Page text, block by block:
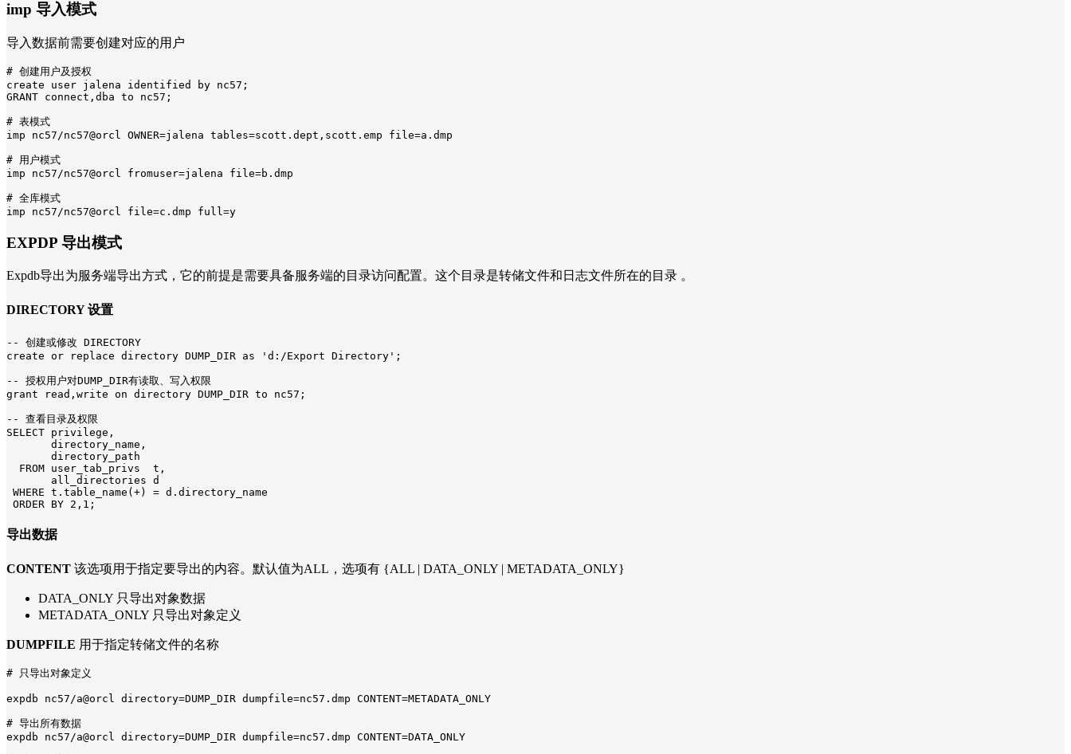
imp 导入模式
导入数据前需要创建对应的用户
# 创建用户及授权
create user jalena identified by nc57;
GRANT connect,dba to nc57;
# 表模式
imp nc57/nc57@orcl OWNER=jalena tables=scott.dept,scott.emp file=a.dmp
# 用户模式
imp nc57/nc57@orcl fromuser=jalena file=b.dmp
# 全库模式
imp nc57/nc57@orcl file=c.dmp full=y
EXPDP 导出模式
Expdb导出为服务端导出方式，它的前提是需要具备服务端的目录访问配置。这个目录是转储文件和日志文件所在的目录 。
DIRECTORY 设置
-- 创建或修改 DIRECTORY
create or replace directory DUMP_DIR as 'd:/Export Directory';
-- 授权用户对DUMP_DIR有读取、写入权限
grant read,write on directory DUMP_DIR to nc57;
-- 查看目录及权限
SELECT privilege,
ORDER BY 2,1;
导出数据
CONTENT 该选项用于指定要导出的内容。默认值为ALL，选项有 {ALL | DATA_ONLY | METADATA_ONLY}
DATA_ONLY 只导出对象数据
METADATA_ONLY 只导出对象定义
DUMPFILE 用于指定转储文件的名称
# 只导出对象定义
expdb nc57/a@orcl directory=DUMP_DIR dumpfile=nc57.dmp CONTENT=METADATA_ONLY
# 导出所有数据
expdb nc57/a@orcl directory=DUMP_DIR dumpfile=nc57.dmp CONTENT=DATA_ONLY